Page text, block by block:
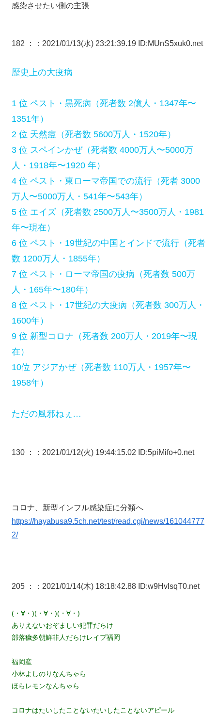
感染させたい側の主張
182 ： ：2021/01/13(水) 23:21:39.19 ID:MUnS5xuk0.net
歴史上の大疫病
1 位 ペスト・黒死病（死者数 2億人・1347年〜
1351年）
2 位 天然痘（死者数 5600万人・1520年）
3 位 スペインかぜ（死者数 4000万人〜5000万
人・1918年〜1920 年）
4 位 ペスト・東ローマ帝国での流行（死者 3000
万人〜5000万人・541年〜543年）
5 位 エイズ（死者数 2500万人〜3500万人・1981
年〜現在）
6 位 ペスト・19世紀の中国とインドで流行（死者
数 1200万人・1855年）
7 位 ペスト・ローマ帝国の疫病（死者数 500万
人・165年〜180年）
8 位 ペスト・17世紀の大疫病（死者数 300万人・
1600年）
9 位 新型コロナ（死者数 200万人・2019年〜現
在）
10位 アジアかぜ（死者数 110万人・1957年〜
1958年）
ただの風邪ねぇ…
130 ： ：2021/01/12(火) 19:44:15.02 ID:5piMifo+0.net
コロナ、新型インフル感染症に分類へ
https://hayabusa9.5ch.net/test/read.cgi/news/161044777
2/
205 ： ：2021/01/14(木) 18:18:42.88 ID:w9HvlsqT0.net
(・∀・)(・∀・)(・∀・)
ありえないおぞましい犯罪だらけ
部落穢多朝鮮非人だらけレイプ福岡
福岡産
小林よしのりなんちゃら
ほらレモンなんちゃら
コロナはたいしたことないたいしたことないアピール